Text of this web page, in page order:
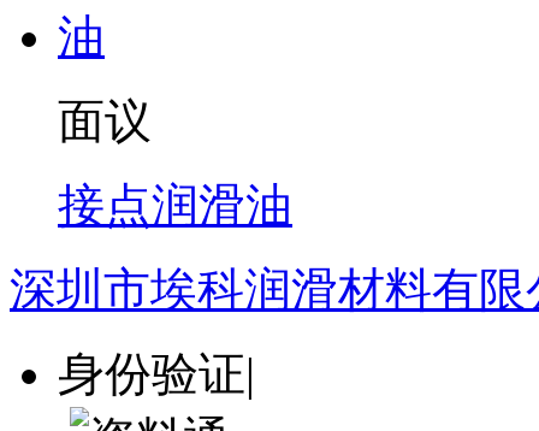
面议
接点润滑油
深圳市埃科润滑材料有限
身份验证|